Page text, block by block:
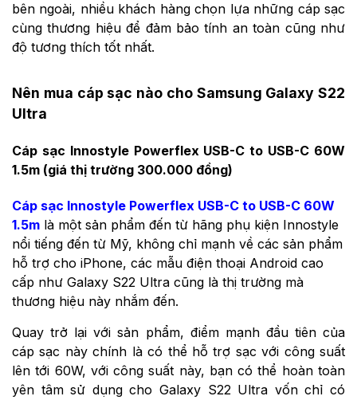
bên ngoài, nhiều khách hàng chọn lựa những cáp sạc
cùng thương hiệu để đảm bảo tính an toàn cũng như
độ tương thích tốt nhất.
Nên mua cáp sạc nào cho Samsung Galaxy S22
Ultra
Cáp sạc Innostyle Powerflex USB-C to USB-C 60W
1.5m (giá thị trường 300.000 đồng)
Cáp sạc Innostyle Powerflex USB-C to USB-C 60W
1.5m là một sản phẩm đến từ hãng phụ kiện Innostyle
nổi tiếng đến từ Mỹ, không chỉ mạnh về các sản phẩm
hỗ trợ cho iPhone, các mẫu điện thoại Android cao
cấp như Galaxy S22 Ultra cũng là thị trường mà
thương hiệu này nhắm đến.
Quay trở lại với sản phẩm, điểm mạnh đầu tiên của
cáp sạc này chính là có thể hỗ trợ sạc với công suất
lên tới 60W, với công suất này, bạn có thể hoàn toàn
yên tâm sử dụng cho Galaxy S22 Ultra vốn chỉ có